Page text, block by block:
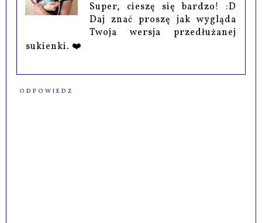
Super, cieszę się bardzo! :D
Daj znać proszę jak wygląda
Twoja wersja przedłużanej
sukienki. ❤️
ODPOWIEDZ